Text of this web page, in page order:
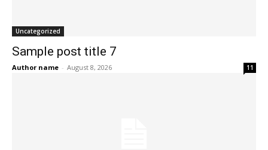
Uncategorized
Sample post title 7
Author name - August 8, 2026 11